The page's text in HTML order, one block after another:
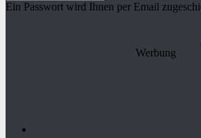
Ein Passwort wird Ihnen per Email
Werbung